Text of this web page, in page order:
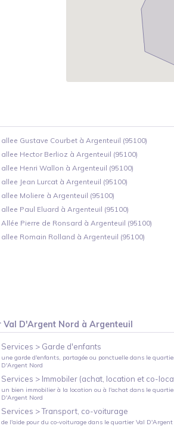
allee Gustave Courbet à Argenteuil (95100)
allee Hector Berlioz à Argenteuil (95100)
allee Henri Wallon à Argenteuil (95100)
allee Jean Lurcat à Argenteuil (95100)
allee Moliere à Argenteuil (95100)
allee Paul Eluard à Argenteuil (95100)
Allée Pierre de Ronsard à Argenteuil (95100)
allee Romain Rolland à Argenteuil (95100)
Val D'Argent Nord àArgenteuil
Services > Garde d'enfants
une garde d'enfants, partagée ou ponctuelledans le
D'Argent Nord
Services > Immobiler (achat, location et co-
un bien immobilier à la location ou à l'achatdans le
D'Argent Nord
Services >Transport, co-voiturage
de l'aide pour du co-voituragedans le quartier Val D'Argent